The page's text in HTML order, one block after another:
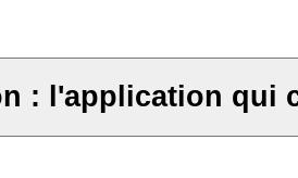
: l'application qui